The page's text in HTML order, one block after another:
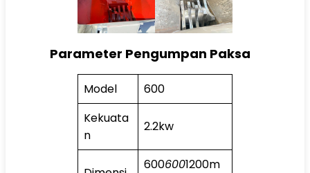
Parameter Pengumpan Paksa
Model
600
Kekuata
n
2.2kw
6006001200m